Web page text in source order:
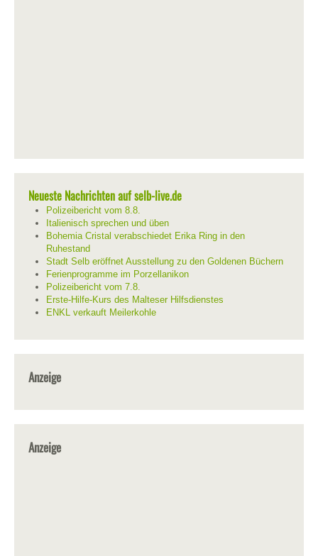
Neueste Nachrichten auf selb-live.de
Polizeibericht vom 8.8.
Italienisch sprechen und üben
Bohemia Cristal verabschiedet Erika Ring in den
Ruhestand
Stadt Selb eröffnet Ausstellung zu den Goldenen Büchern
Ferienprogramme im Porzellanikon
Polizeibericht vom 7.8.
Erste-Hilfe-Kurs des Malteser Hilfsdienstes
ENKL verkauft Meilerkohle
Anzeige
Anzeige